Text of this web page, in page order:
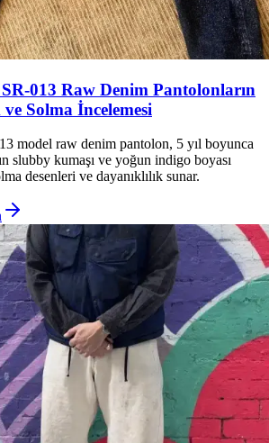
013 Raw Denim Pantolonların
Solma İncelemesi
model raw denim pantolon, 5 yıl boyunca
slubby kumaşı ve yoğun indigo boyası
desenleri ve dayanıklılık sunar.